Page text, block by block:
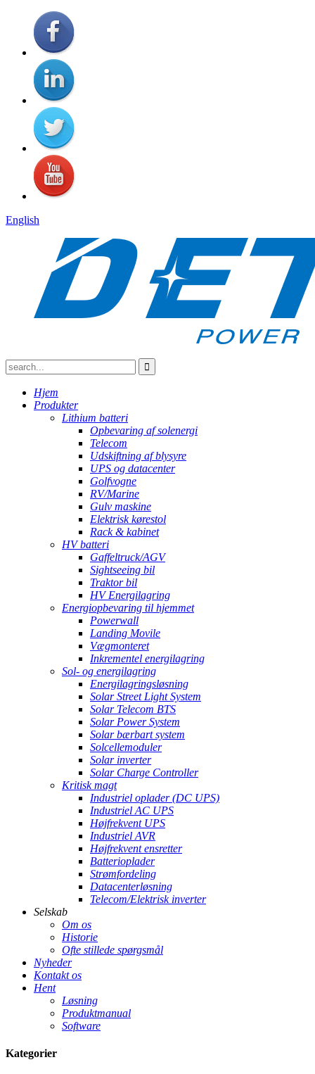
English
Hjem
Produkter
Lithium batteri
Opbevaring af solenergi
Telecom
Udskiftning af blysyre
UPS og datacenter
Golfvogne
RV/Marine
Gulv maskine
Elektrisk kørestol
Rack & kabinet
HV batteri
Gaffeltruck/AGV
Sightseeing bil
Traktor bil
HV Energilagring
Energiopbevaring til hjemmet
Powerwall
Landing Movile
Vægmonteret
Inkrementel energilagring
Sol- og energilagring
Energilagringsløsning
Solar Street Light System
Solar Telecom BTS
Solar Power System
Solar bærbart system
Solcellemoduler
Solar inverter
Solar Charge Controller
Kritisk magt
Industriel oplader (DC UPS)
Industriel AC UPS
Højfrekvent UPS
Industriel AVR
Højfrekvent ensretter
Batterioplader
Strømfordeling
Datacenterløsning
Telecom/Elektrisk inverter
Selskab
Om os
Historie
Ofte stillede spørgsmål
Nyheder
Kontakt os
Hent
Løsning
Produktmanual
Software
Kategorier